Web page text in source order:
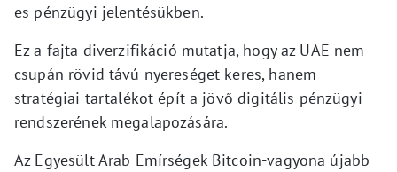
es pénzügyi jelentésükben.
Ez a fajta diverzifikáció mutatja, hogy az UAE nem
csupán rövid távú nyereséget keres, hanem
stratégiai tartalékot épít a jövő digitális pénzügyi
rendszerének megalapozására.
Az Egyesült Arab Emírségek Bitcoin-vagyona újabb